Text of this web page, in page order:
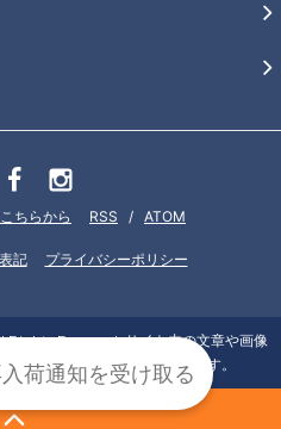
ちらから RSS / ATOM
記 プライバシーポリシー
Reserved. サイト内の文章や画像
す。一切の無断転用は禁止です。
荷通知を受け取る